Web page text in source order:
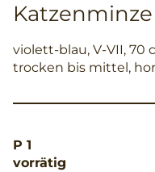
Katzenminze
violett-blau, V-VII, 70
trocken bis mittel,
P 1
vorrätig